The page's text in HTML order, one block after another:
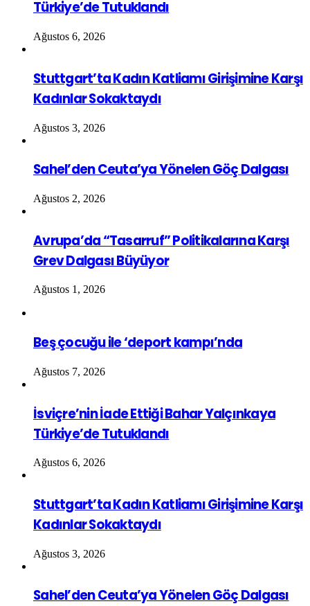
Türkiye’de Tutuklandı
Ağustos 6, 2026
Stuttgart’ta Kadın Katliamı Girişimine Karşı
Kadınlar Sokaktaydı
Ağustos 3, 2026
Sahel’den Ceuta’ya Yönelen Göç Dalgası
Ağustos 2, 2026
Avrupa’da “Tasarruf” Politikalarına Karşı
Grev Dalgası Büyüyor
Ağustos 1, 2026
Beş çocuğu ile ‘deport kampı’nda
Ağustos 7, 2026
İsviçre’nin İade Ettiği Bahar Yalçınkaya
Türkiye’de Tutuklandı
Ağustos 6, 2026
Stuttgart’ta Kadın Katliamı Girişimine Karşı
Kadınlar Sokaktaydı
Ağustos 3, 2026
Sahel’den Ceuta’ya Yönelen Göç Dalgası